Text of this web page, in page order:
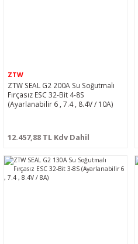
ZTW
ZTW SEAL G2 200A Su Soğutmalı
Fırçasız ESC 32-Bit 4-8S
(Ayarlanabilir 6 , 7.4 , 8.4V / 10A)
12.457,88 TL Kdv Dahil